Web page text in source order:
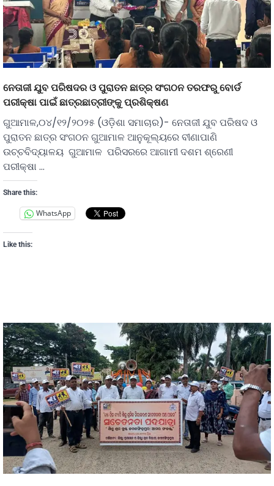
ନେତାଜୀ ଯୁବ ପରିଷଦର ଓ ପୁରାତନ ଛାତ୍ର ସଂଗଠନ ତରଫରୁ ବୋର୍ଡ
ପରୀକ୍ଷା ପାଇଁ ଛାତ୍ରଛାତ୍ରୀଙ୍କୁ ପ୍ରଶିକ୍ଷଣ
ଗୁଆମାଳ,୦୪/୧୨/୨୦୨୫ (ଓଡ଼ିଶା ସମାଚାର)- ନେତାଜୀ ଯୁବ ପରିଷଦ ଓ
ପୁରାତନ ଛାତ୍ର ସଂଗଠନ ଗୁଆମାଳ ଆନୁକୂଲ୍ୟରେ ବୀଣାପାଣି
ଉଚ୍ଚବିଦ୍ୟାଳୟ ଗୁଆମାଳ ପରିସରରେ ଆଗାମୀ ଦଶମ ଶ୍ରେଣୀ
ପରୀକ୍ଷା …
Share this:
WhatsApp
Like this: